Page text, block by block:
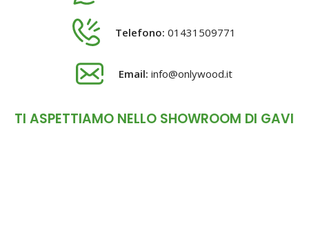
Telefono: 01431509771
Email: info@onlywood.it
TI ASPETTIAMO NELLO SHOWROOM DI GAVI